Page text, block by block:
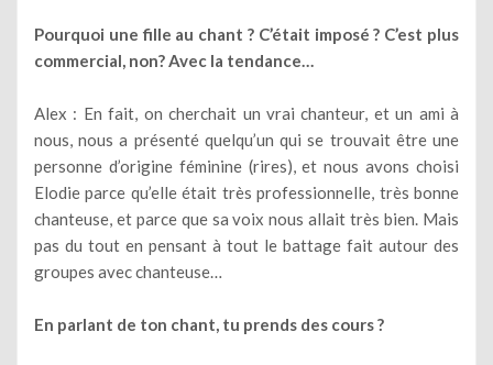
Pourquoi une fille au chant ? C’était imposé ? C’est plus
commercial, non? Avec la tendance…
Alex : En fait, on cherchait un vrai chanteur, et un ami à
nous, nous a présenté quelqu’un qui se trouvait être une
personne d’origine féminine (rires), et nous avons choisi
Elodie parce qu’elle était très professionnelle, très bonne
chanteuse, et parce que sa voix nous allait très bien. Mais
pas du tout en pensant à tout le battage fait autour des
groupes avec chanteuse…
En parlant de ton chant, tu prends des cours ?